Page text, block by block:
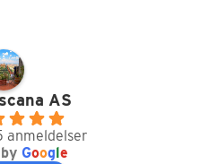
AS
anmeldelser
Google